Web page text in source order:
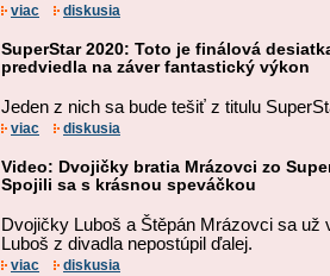
viac diskusia
SuperStar 2020: Toto je finálová
predviedla na záver fantastický výkon
Jeden z nich sa bude tešiť z titulu
viac diskusia
Video: Dvojičky bratia Mrázovci zo
Spojili sa s krásnou speváčkou
Dvojičky Luboš a Štěpán Mrázovci sa už
Luboš z divadla nepostúpil ďalej.
viac diskusia